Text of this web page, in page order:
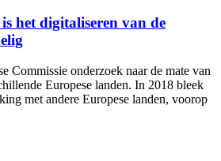
het digitaliseren van de
Commissie onderzoek naar de mate van
Europese landen. In 2018 bleek
met andere Europese landen, voorop